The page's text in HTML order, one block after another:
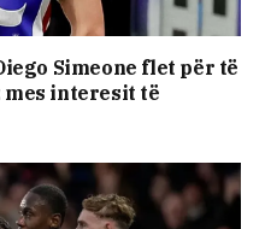
Simeone flet për të
mes interesit të